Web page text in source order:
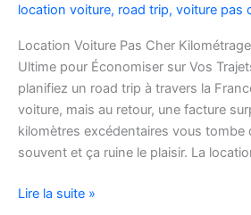
location voiture, road trip, voiture pas
Location Voiture Pas Cher
Ultime pour Économiser sur Vos
planifiez un road trip à travers la
voiture, mais au retour, une facture
kilomètres excédentaires vous tombe
souvent et ça ruine le plaisir. La
Location
Lire la suite »